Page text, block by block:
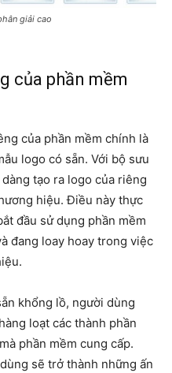
giải cao
của phần mềm
của phần mềm chính là
logo có sẵn. Với bộ sưu
tạo ra logo của riêng
hiệu. Điều này thực
đầu sử dụng phần mềm
đang loay hoay trong việc
khổng lồ, người dùng
loạt các thành phần
phần mềm cung cấp.
sẽ trở thành những ấn